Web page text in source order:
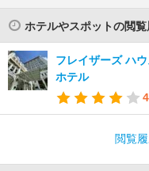
ホテルやスポットの閲覧
フレイザーズ ハ
ホテル
閲覧